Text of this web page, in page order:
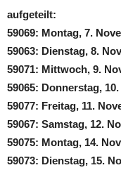
aufgeteilt:
59069: Montag, 7.
59063: Dienstag, 8.
59071: Mittwoch, 9.
59065: Donnerstag,
59077: Freitag, 11.
59067: Samstag, 12.
59075: Montag, 14.
59073: Dienstag, 15.